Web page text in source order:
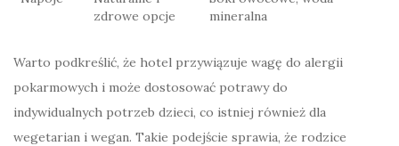
zdrowe opcje
mineralna
Warto podkreślić, że hotel przywiązuje wagę do alergii
pokarmowych i może dostosować potrawy do
indywidualnych potrzeb dzieci, co istniej również dla
wegetarian i wegan. Takie podejście sprawia, że rodzice